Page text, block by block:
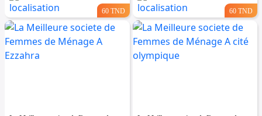
60 TND 60 TND